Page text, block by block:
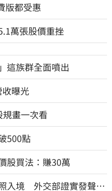
版都受惠
萬張股價重挫
這族群全面噴出
曝光
畫一次看
500點
股買法：賺30萬
入境 外交部證實發聲